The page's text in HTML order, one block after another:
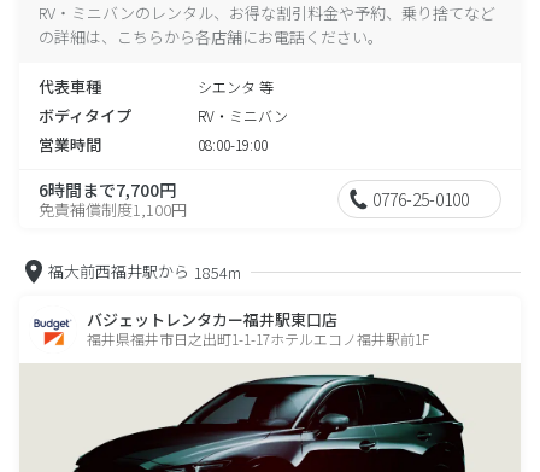
RV・ミニバンのレンタル、お得な割引料金や予約、乗り捨てなど
の詳細は、こちらから各店舗にお電話ください。
代表車種 シエンタ 等
ボディタイプ RV・ミニバン
営業時間 08:00-19:00
6時間まで7,700円
免責補償制度1,100円 0776-25-0100
福大前西福井駅から 1854m
バジェットレンタカー福井駅東口店
福井県福井市日之出町1-1-17ホテルエコノ福井駅前1F